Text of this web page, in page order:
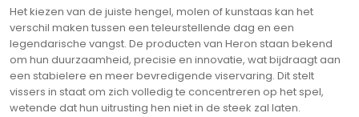
Het kiezen van de juiste hengel, molen of kunstaas kan het
verschil maken tussen een teleurstellende dag en een
legendarische vangst. De producten van Heron staan bekend
om hun duurzaamheid, precisie en innovatie, wat bijdraagt aan
een stabielere en meer bevredigende viservaring. Dit stelt
vissers in staat om zich volledig te concentreren op het spel,
wetende dat hun uitrusting hen niet in de steek zal laten.